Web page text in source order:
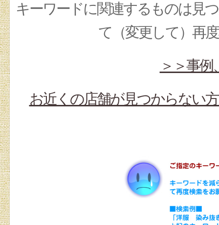
キーワードに関連するものは見
て（変更して）再
＞＞事
お近くの店舗が見つからない